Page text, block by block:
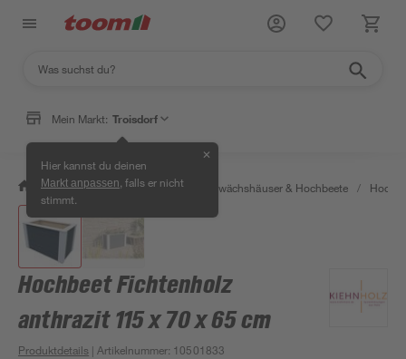
Mein Markt: Troisdorf
Hier kannst du deinen
Markt anpassen , falls er nicht
stimmt.
✕
/ Garten & Freizeit / Anzucht, Gewächshäuser & Hochbeete /
Hochbeet Fichtenholz
anthrazit 115 x 70 x 65 cm
Produktdetails | Artikelnummer: 10501833